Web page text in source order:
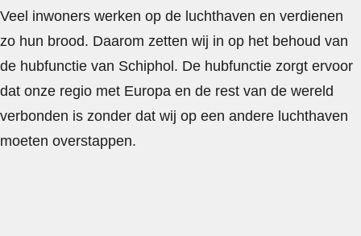
Veel inwoners werken op de luchthaven en verdienen
zo hun brood. Daarom zetten wij in op het behoud van
de hubfunctie van Schiphol. De hubfunctie zorgt ervoor
dat onze regio met Europa en de rest van de wereld
verbonden is zonder dat wij op een andere luchthaven
moeten overstappen.